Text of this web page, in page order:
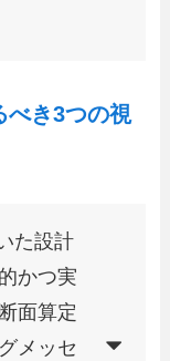
べき3つの視
た設計
かつ実
面算定
メッセ